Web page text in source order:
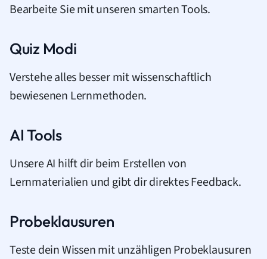
Bearbeite Sie mit unseren smarten Tools.
Quiz Modi
Verstehe alles besser mit wissenschaftlich
bewiesenen Lernmethoden.
AI Tools
Unsere AI hilft dir beim Erstellen von
Lernmaterialien und gibt dir direktes Feedback.
Probeklausuren
Teste dein Wissen mit unzähligen Probeklausuren